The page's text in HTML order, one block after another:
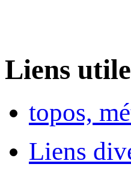
Liens
topos,
Liens